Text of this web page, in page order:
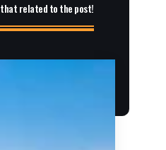
related to the post!